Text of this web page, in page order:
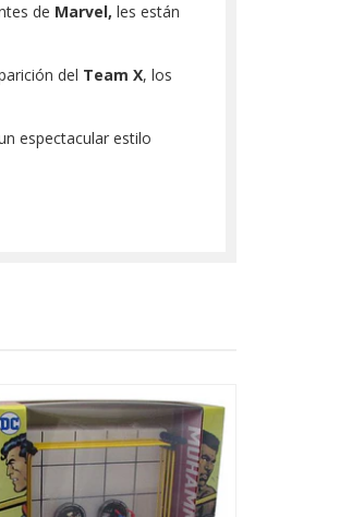
de Marvel, les están
del Team X, los
espectacular estilo